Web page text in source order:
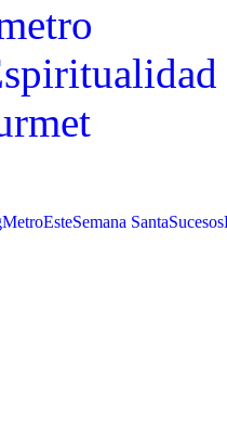
MetroEsteSemana SantaSucesos